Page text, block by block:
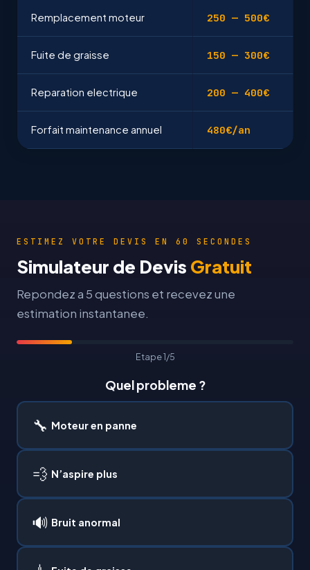
Remplacement moteur 250 — 500€
Fuite de graisse 150 — 300€
Reparation electrique 200 — 400€
Forfait maintenance annuel 480€/an
ESTIMEZ VOTRE DEVIS EN 60 SECONDES
Simulateur de Devis Gratuit
Repondez a 5 questions et recevez une
estimation instantanee.
Etape 1/5
Quel probleme ?
🔧 Moteur en panne
💨 N’aspire plus
🔊 Bruit anormal